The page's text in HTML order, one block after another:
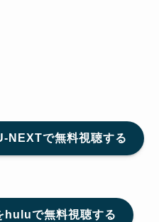
NEXTで無料視聴する
huluで無料視聴する